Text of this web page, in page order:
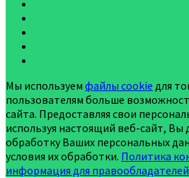
Мы используем файлы cookie для
пользователям больше
сайта. Предоставляя свои
используя настоящий веб-сайт, Вы
обработку Ваших персональных
условия их обработки. Политика
информация для правообладателей